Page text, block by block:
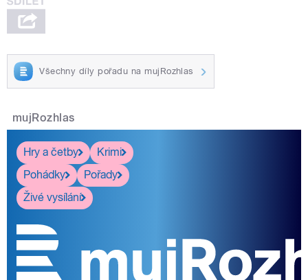
Všechny díly pořadu na mujRozhlas
mujRozhlas
Hry a četby
Krimi
Pohádky
Pořady
Živé vysílání